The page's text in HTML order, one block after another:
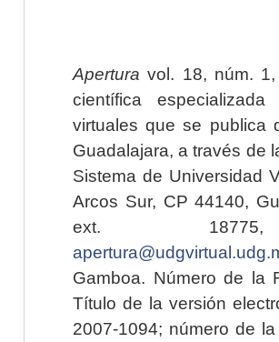
Apertura vol. 18, núm.
científica
virtuales que se publica
Guadalajara, a través de
Sistema de Universidad
Arcos Sur, CP 44140,
ext.
Gamboa. Número de la
Título de la versión
2007-1094; número de